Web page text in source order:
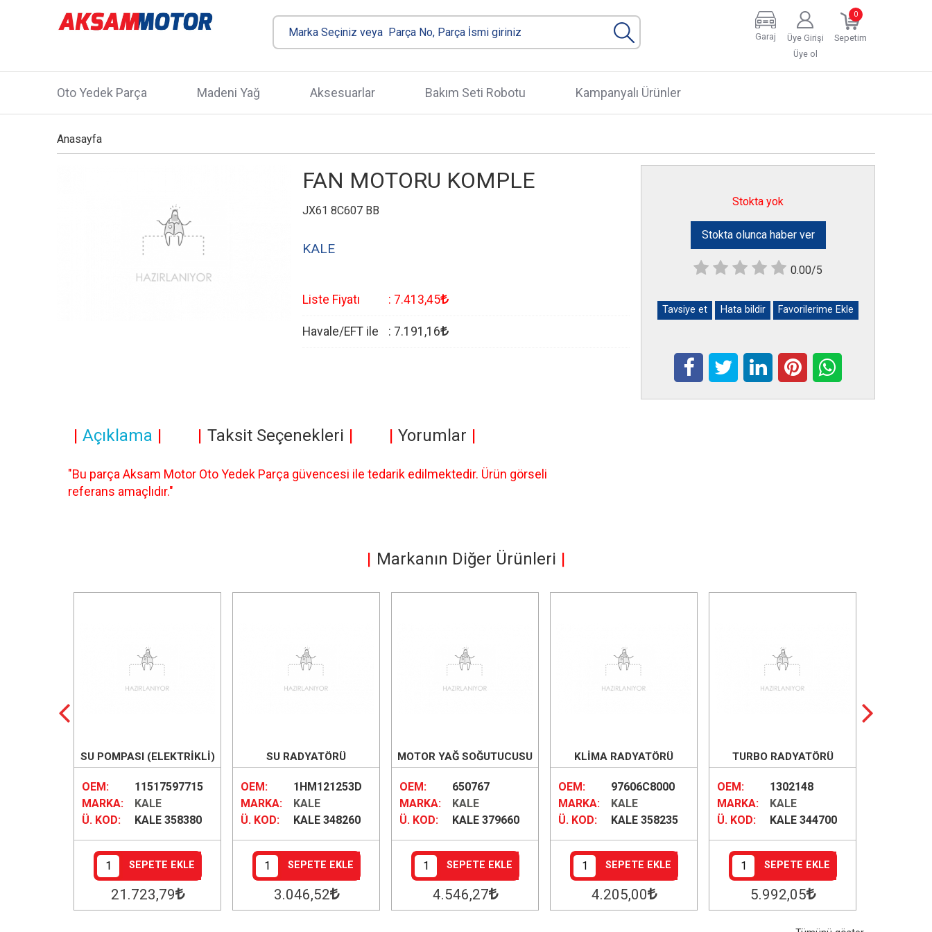
0
Sepetim
Üye Girişi
Üye ol
Garaj
Oto Yedek Parça Madeni Yağ Aksesuarlar Bakım Seti Robotu Kampanyalı Ürünler
Anasayfa
FAN MOTORU KOMPLE
JX61 8C607 BB
KALE
Liste Fiyatı : 7.413,45
Havale/EFT ile : 7.191 ,16
Stokta yok
Stokta olunca haber ver
0.00/5
Tavsiye et Hata bildir Favorilerime Ekle
Açıklama Taksit Seçenekleri Yorumlar
"Bu parça Aksam Motor Oto Yedek Parça güvencesi ile tedarik edilmektedir. Ürün görseli
referans amaçlıdır."
Markanın Diğer Ürünleri
SU POMPASI (ELEKTRİKLİ)
OEM:
11517597715
MARKA:
KALE
Ü. KOD:
KALE 358380
SEPETE EKLE
21.723,79
SU RADYATÖRÜ
OEM:
1HM121253D
MARKA:
KALE
Ü. KOD:
KALE 348260
SEPETE EKLE
3.046,52
MOTOR YAĞ SOĞUTUCUSU
OEM:
650767
MARKA:
KALE
Ü. KOD:
KALE 379660
SEPETE EKLE
4.546,27
KLİMA RADYATÖRÜ
OEM:
97606C8000
MARKA:
KALE
Ü. KOD:
KALE 358235
SEPETE EKLE
4.205,00
TURBO RADYATÖRÜ
OEM:
1302148
MARKA:
KALE
Ü. KOD:
KALE 344700
SEPETE EKLE
5.992,05